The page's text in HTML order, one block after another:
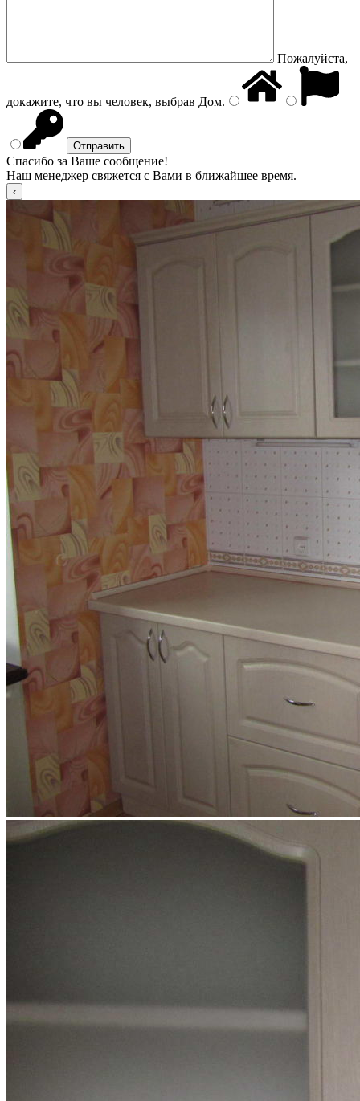
Пожалуйста,
докажите, что вы человек, выбрав Дом.
Спасибо за Ваше сообщение!
Наш менеджер свяжется с Вами в ближайшее время.